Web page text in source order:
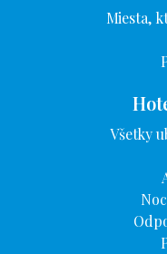
Miesta,
Všetky